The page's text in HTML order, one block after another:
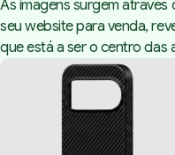
As imagens surgem através
seu website para venda,
que está a ser o centro das